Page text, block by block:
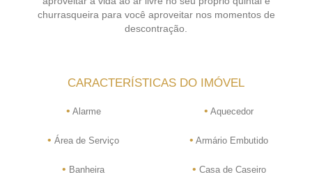
churrasqueira para você aproveitar nos momentos de
descontração.
CARACTERÍSTICAS DO IMÓVEL
• Alarme • Aquecedor
• Área de Serviço • Armário Embutido
• Banheira • Casa de Caseiro